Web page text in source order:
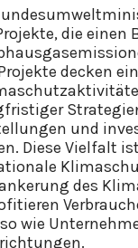
die einen
decken
und
Diese Vielfalt
des
wie